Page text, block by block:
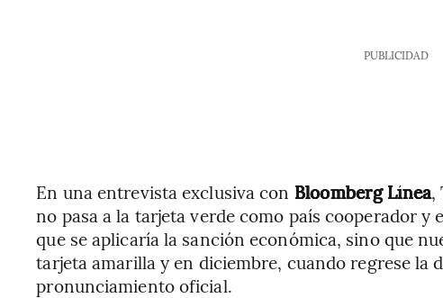
PUBLICIDAD
En una entrevista exclusiva con Bloomberg Línea,
no pasa a la tarjeta verde como país cooperador y
que se aplicaría la sanción económica, sino que
tarjeta amarilla y en diciembre, cuando regrese la
pronunciamiento oficial.